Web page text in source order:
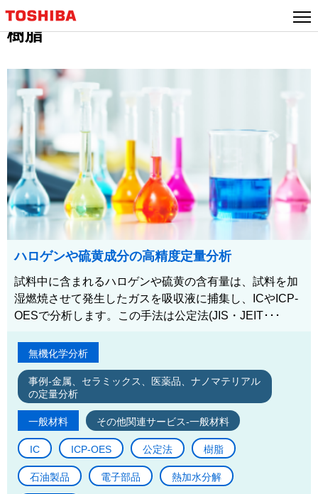
樹脂
ハロゲンや硫黄成分の高精度定量分析
試料中に含まれるハロゲンや硫黄の含有量は、試料を加
湿燃焼させて発生したガスを吸収液に捕集し、ICやICP-
OESで分析します。この手法は公定法(JIS・JEIT･･･
無機化学分析
事例-金属、セラミックス、医薬品、ナノマテリアル
の定量分析
一般材料 その他関連サービス-一般材料
IC ICP-OES 公定法 樹脂
石油製品 電子部品 熱加水分解